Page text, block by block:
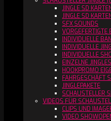
JINGLE SD
JINGLE SD
SFX SOUNDS
VORGEFERTIGTE
INDIVIDUELLE
INDIVIDUELLE
INDIVIDUELLE
EINZELNE
HOOKPROMO
FAHRGESCHÄFT
JINGLEPAKETE
SCHAUSTELLER
VIDEOS FÜR
CLIPS UND
VIDEO